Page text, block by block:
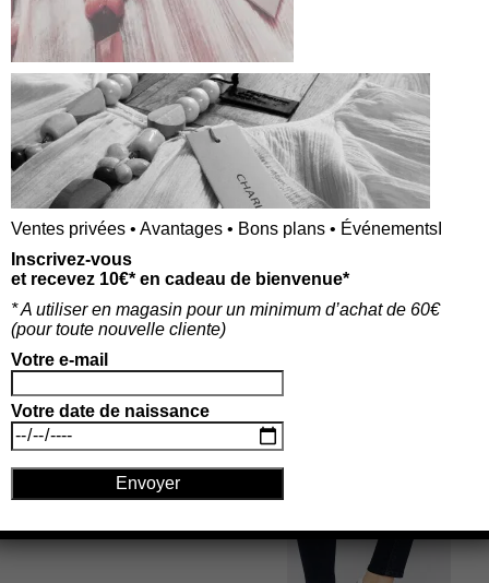
s
i
t
e
Ce site utilise Akismet pour réduire les indésirables.
En savoir plus sur la façon dont les données de vos
commentaires sont traitées.
Ventes privées • Avantages • Bons plans • ÉvénementsI
Inscrivez-vous
et recevez 10€* en cadeau de bienvenue*
* A utiliser en magasin pour un minimum d’achat de 60€
(pour toute nouvelle cliente)
Votre e-mail
Votre date de naissance